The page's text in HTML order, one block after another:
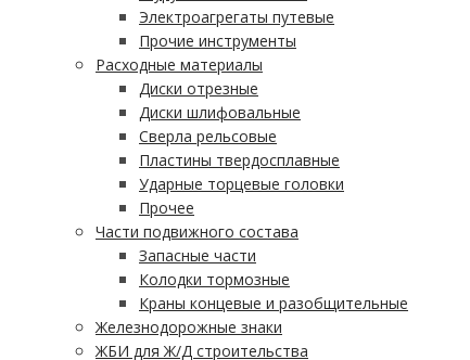
Электроагрегаты путевые
Прочие инструменты
Расходные материалы
Диски отрезные
Диски шлифовальные
Сверла рельсовые
Пластины твердосплавные
Ударные торцевые головки
Прочее
Части подвижного состава
Запасные части
Колодки тормозные
Краны концевые и разобщительные
Железнодорожные знаки
ЖБИ для Ж/Д строительства